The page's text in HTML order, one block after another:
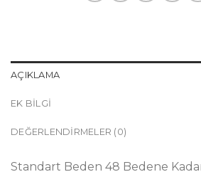
AÇIKLAMA
EK BILGI
DEĞERLENDIRMELER (0)
Standart Beden 48 Bedene